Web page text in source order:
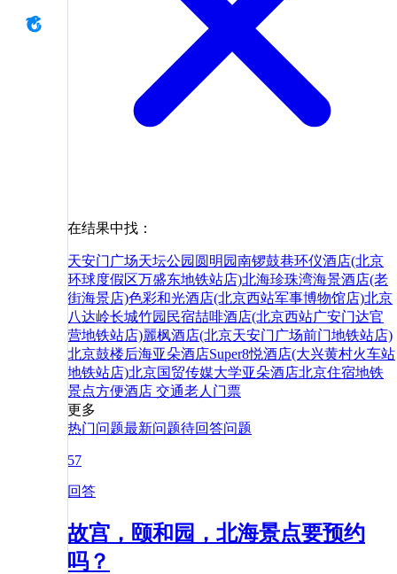
在结果中找：
天安门广场天坛公园 圆明园南锣鼓巷环仪酒店(北京
环球度假区万盛东地铁站店)北海珍珠湾海景酒店(老
街海景店)色彩和光酒店(北京西站军事博物馆店)北京
八达岭长城竹园民宿喆啡酒店(北京西站广安门达官
营地铁站店)麗枫酒店(北京天安门广场前门地铁站店)
北京鼓楼后海亚朵酒店Super8悦酒店(大兴黄村火车站
地铁站店)北京国贸传媒大学亚朵酒店北京住宿地铁
景点方便酒店 交通老人 门票
更多
热门问题最新问题待回答问题
57
回答
故宫，颐和园，北海景点要预约
吗？